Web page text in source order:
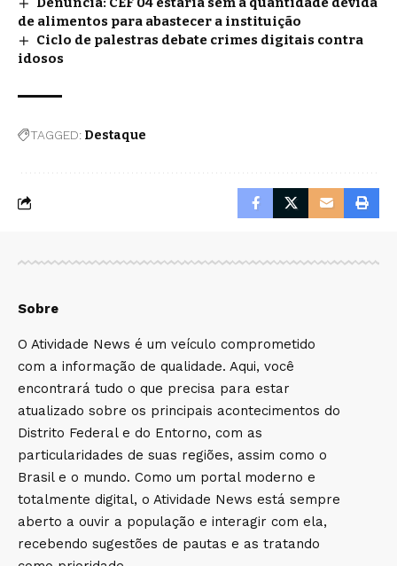
de alimentos para abastecer a instituição
Ciclo de palestras debate crimes digitais contra
idosos
TAGGED: Destaque
Sobre
O Atividade News é um veículo comprometido
com a informação de qualidade. Aqui, você
encontrará tudo o que precisa para estar
atualizado sobre os principais acontecimentos do
Distrito Federal e do Entorno, com as
particularidades de suas regiões, assim como o
Brasil e o mundo. Como um portal moderno e
totalmente digital, o Atividade News está sempre
aberto a ouvir a população e interagir com ela,
recebendo sugestões de pautas e as tratando